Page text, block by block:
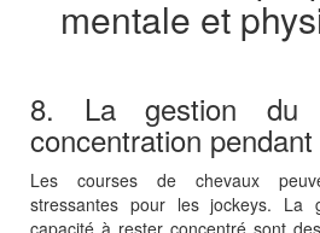
mentale et
8. La gestion
concentration
Les courses de chevaux
stressantes pour les jockeys.
capacité à rester concentré sont